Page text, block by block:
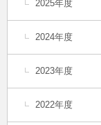
2025年度
2024年度
2023年度
2022年度